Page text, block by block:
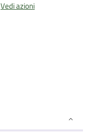
Vedi azioni